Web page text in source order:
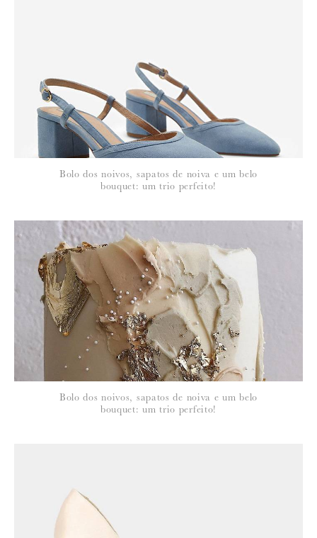
NOME*:
Para saber como tratamos e protegemos os seus dados, leia a nossa
política de privacidade
Bolo dos noivos, sapatos de noiva e um belo
bouquet: um trio perfeito!
Bolo dos noivos, sapatos de noiva e um belo
bouquet: um trio perfeito!